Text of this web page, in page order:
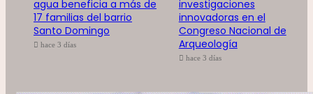
agua beneficia a más de
17 familias del barrio
Santo Domingo
hace 3 días
investigaciones
innovadoras en el
Congreso Nacional de
Arqueología
hace 3 días